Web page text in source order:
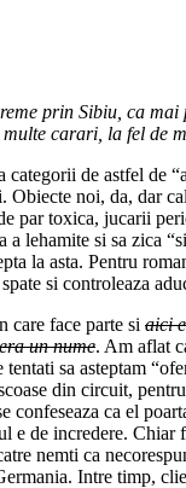
prin Sibiu, ca
carari, la fel de
categorii de astfel de
Obiecte noi, da, dar
par toxica, jucarii
a lehamite si sa zica
la asta. Pentru
si controleaza
care face parte si aici
un nume. Am aflat
sa asteptam
din circuit,
confeseaza ca el
e de incredere. Chiar
nemti ca
Intre timp,